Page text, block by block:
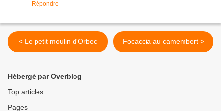
Répondre
< Le petit moulin d'Orbec Focaccia au camembert >
Hébergé par Overblog
Top articles
Pages